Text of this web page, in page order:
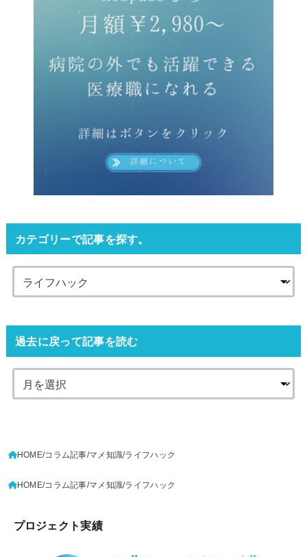
カテゴリーで記事を探す。
過去に戻って記事を読む
HOME コラム記事 マメ知識 ライフハック
HOME コラム記事 マメ知識 ライフハック
プロジェクト実績